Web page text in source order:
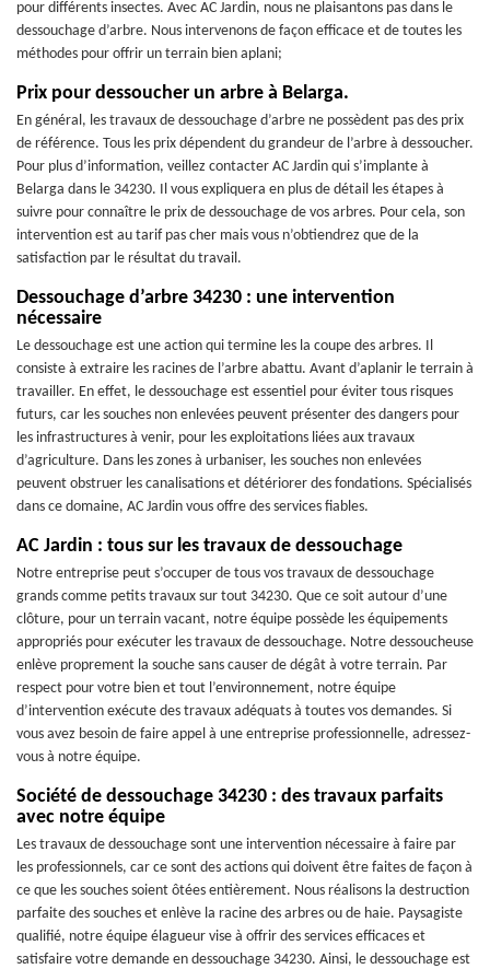
pour différents insectes. Avec AC Jardin, nous ne plaisantons pas dans le
dessouchage d’arbre. Nous intervenons de façon efficace et de toutes les
méthodes pour offrir un terrain bien aplani;
Prix pour dessoucher un arbre à Belarga.
En général, les travaux de dessouchage d’arbre ne possèdent pas des prix
de référence. Tous les prix dépendent du grandeur de l’arbre à dessoucher.
Pour plus d’information, veillez contacter AC Jardin qui s’implante à
Belarga dans le 34230. Il vous expliquera en plus de détail les étapes à
suivre pour connaître le prix de dessouchage de vos arbres. Pour cela, son
intervention est au tarif pas cher mais vous n’obtiendrez que de la
satisfaction par le résultat du travail.
Dessouchage d’arbre 34230 : une intervention
nécessaire
Le dessouchage est une action qui termine les la coupe des arbres. Il
consiste à extraire les racines de l’arbre abattu. Avant d’aplanir le terrain à
travailler. En effet, le dessouchage est essentiel pour éviter tous risques
futurs, car les souches non enlevées peuvent présenter des dangers pour
les infrastructures à venir, pour les exploitations liées aux travaux
d’agriculture. Dans les zones à urbaniser, les souches non enlevées
peuvent obstruer les canalisations et détériorer des fondations. Spécialisés
dans ce domaine, AC Jardin vous offre des services fiables.
AC Jardin : tous sur les travaux de dessouchage
Notre entreprise peut s’occuper de tous vos travaux de dessouchage
grands comme petits travaux sur tout 34230. Que ce soit autour d’une
clôture, pour un terrain vacant, notre équipe possède les équipements
appropriés pour exécuter les travaux de dessouchage. Notre dessoucheuse
enlève proprement la souche sans causer de dégât à votre terrain. Par
respect pour votre bien et tout l’environnement, notre équipe
d’intervention exécute des travaux adéquats à toutes vos demandes. Si
vous avez besoin de faire appel à une entreprise professionnelle, adressez-
vous à notre équipe.
Société de dessouchage 34230 : des travaux parfaits
avec notre équipe
Les travaux de dessouchage sont une intervention nécessaire à faire par
les professionnels, car ce sont des actions qui doivent être faites de façon à
ce que les souches soient ôtées entièrement. Nous réalisons la destruction
parfaite des souches et enlève la racine des arbres ou de haie. Paysagiste
qualifié, notre équipe élagueur vise à offrir des services efficaces et
satisfaire votre demande en dessouchage 34230. Ainsi, le dessouchage est